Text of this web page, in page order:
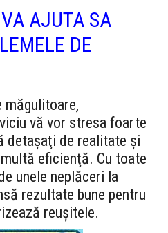
AJUTA SA
DE
măgulitoare,
vă vor stresa foarte
detaşaţi de realitate şi
eficienţă. Cu toate
unele neplăceri la
rezultate bune pentru
reuşitele.